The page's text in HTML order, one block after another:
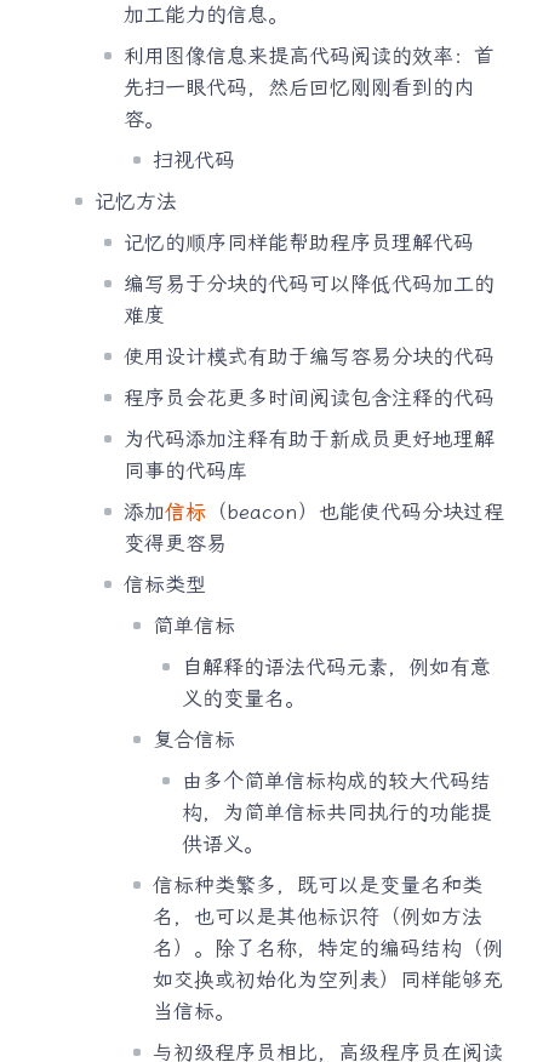
加工能力的信息。
利用图像信息来提高代码阅读的效率：首
先扫一眼代码，然后回忆刚刚看到的内
容。
扫视代码
记忆方法
记忆的顺序同样能帮助程序员理解代码
编写易于分块的代码可以降低代码加工的
难度
使用设计模式有助于编写容易分块的代码
程序员会花更多时间阅读包含注释的代码
为代码添加注释有助于新成员更好地理解
同事的代码库
添加信标 （beacon）也能使代码分块过程
变得更容易
信标类型
简单信标
自解释的语法代码元素，例如有意
义的变量名。
复合信标
由多个简单信标构成的较大代码结
构，为简单信标共同执行的功能提
供语义。
信标种类繁多，既可以是变量名和类
名，也可以是其他标识符（例如方法
名）。除了名称，特定的编码结构（例
如交换或初始化为空列表）同样能够充
当信标。
与初级程序员相比，高级程序员在阅读